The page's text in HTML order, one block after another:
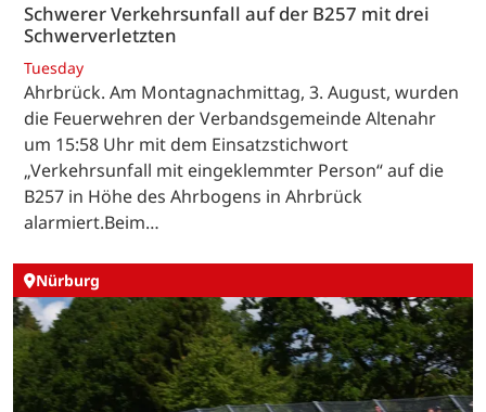
Schwerer Verkehrsunfall auf der B257 mit drei
Schwerverletzten
Tuesday
Ahrbrück. Am Montagnachmittag, 3. August, wurden
die Feuerwehren der Verbandsgemeinde Altenahr
um 15:58 Uhr mit dem Einsatzstichwort
„Verkehrsunfall mit eingeklemmter Person“ auf die
B257 in Höhe des Ahrbogens in Ahrbrück
alarmiert.Beim…
Nürburg